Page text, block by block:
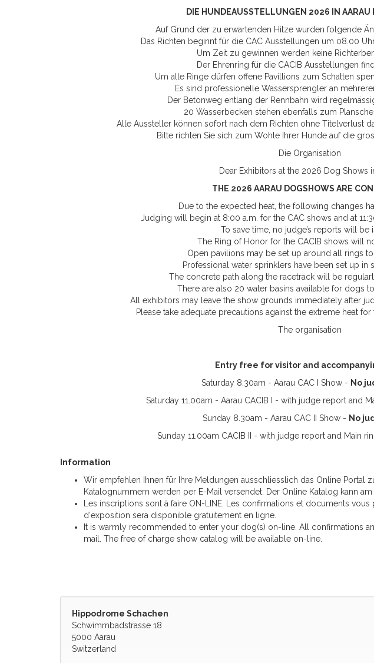
DIE HUNDEAUSSTELLUNGEN 2026 IN AARAU
Auf Grund der zu erwartenden Hitze wurden folgende
Das Richten beginnt für die CAC Ausstellungen um 08.00
Um Zeit zu gewinnen werden keine
Der Ehrenring für die CACIB Ausstellungen
Um alle Ringe dürfen offene Pavillions zum Schatten
Es sind professionelle Wassersprengler an
Der Betonweg entlang der Rennbahn wird
20 Wasserbecken stehen ebenfalls zum
Alle Aussteller können sofort nach dem Richten ohne Titelverlust
Bitte richten Sie sich zum Wohle Ihrer Hunde auf die
Die Organisation
Dear Exhibitors at the 2026 Dog Shows
THE 2026 AARAU DOGSHOWS ARE
Due to the expected heat, the following changes
Judging will begin at 8:00 a.m. for the CAC shows and at
To save time, no judge’s reports will be
The Ring of Honor for the CACIB shows will
Open pavilions may be set up around all rings
Professional water sprinklers have been set up in
The concrete path along the racetrack will be
There are also 20 water basins available for dogs
All exhibitors may leave the show grounds immediately after
Please take adequate precautions against the extreme heat
The organisation
Entry free for visitor and
Saturday 8.30am - Aarau CAC I Show - No
Saturday 11.00am - Aarau CACIB I - with judge report and
Sunday 8.30am - Aarau CAC II Show - No
Sunday 11.00am CACIB II - with judge report and Main
Information
Wir empfehlen Ihnen für Ihre Meldungen ausschliesslich das Online Portal
Katalognummern werden per E-Mail versendet. Der Online Katalog kann
Les inscriptions sont à faire ON-LINE. Les confirmations et documents
d‘exposition sera disponible gratuitement en ligne.
It is warmly recommended to enter your dog(s) on-line. All confirmations
mail. The free of charge show catalog will be available on-line.
Hippodrome Schachen
Schwimmbadstrasse 18
5000 Aarau
Switzerland